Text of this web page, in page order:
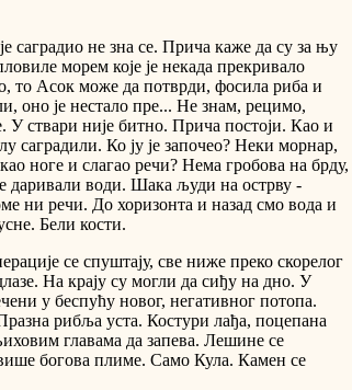
саградио не зна се. Прича каже да су за њу
морем које је некада прекривало
то Асок може да потврди, фосила риба и
оно је нестало пре... Не знам, рецимо,
ствари није битно. Прича постоји. Као и
саградили. Ко ју је започео? Неки морнар,
ноге и слагао речи? Нема гробова на брду,
даривали води. Шака људи на острву -
ни речи. До хоризонта и назад смо вода и
Бели кости.
се спуштају, све ниже преко скорелог
На крају су могли да сиђу на дно. У
у беспућу новог, негативног потопа.
рибља уста. Костури лађа, поцепана
главама да запева. Лешине се
богова плиме. Само Кула. Камен се